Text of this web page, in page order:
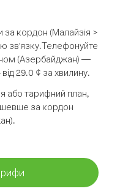
за кордон (Малайзія >
зв'язку.Телефонуйте
(Азербайджан) —
29.0 ¢ за хвилину.
або тарифний план,
за кордон